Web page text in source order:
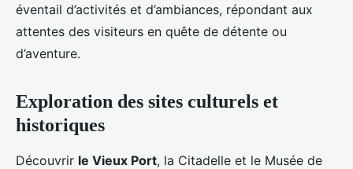
éventail d’activités et d’ambiances, répondant aux
attentes des visiteurs en quête de détente ou
d’aventure.
Exploration des sites culturels et
historiques
Découvrir le Vieux Port, la Citadelle et le Musée de